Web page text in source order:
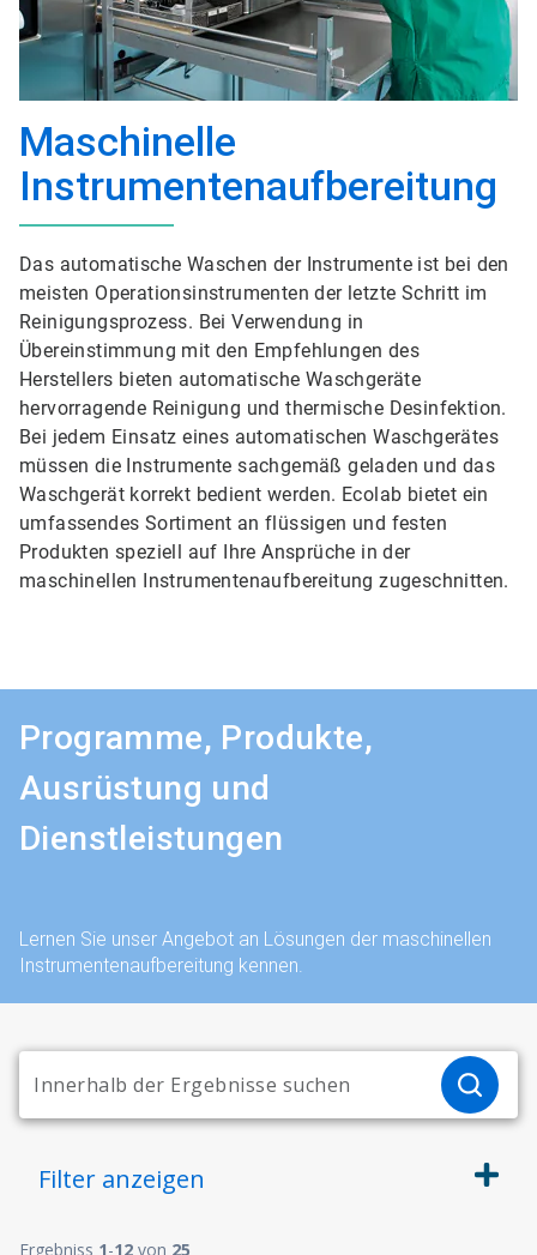
Maschinelle
Instrumentenaufbereitung
Das automatische Waschen der Instrumente ist bei den
meisten Operationsinstrumenten der letzte Schritt im
Reinigungsprozess. Bei Verwendung in
Übereinstimmung mit den Empfehlungen des
Herstellers bieten automatische Waschgeräte
hervorragende Reinigung und thermische Desinfektion.
Bei jedem Einsatz eines automatischen Waschgerätes
müssen die Instrumente sachgemäß geladen und das
Waschgerät korrekt bedient werden. Ecolab bietet ein
umfassendes Sortiment an flüssigen und festen
Produkten speziell auf Ihre Ansprüche in der
maschinellen Instrumentenaufbereitung zugeschnitten.
Programme, Produkte,
Ausrüstung und
Dienstleistungen
Lernen Sie unser Angebot an Lösungen der maschinellen
Instrumentenaufbereitung kennen.
Filter anzeigen
Ergebniss 1-12 von 25